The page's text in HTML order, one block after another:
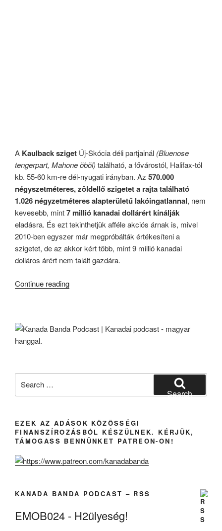
A Kaulback sziget Új-Skócia déli partjainál (Bluenose
tengerpart, Mahone öböl) található, a fővárostól, Halifax-tól
kb. 55-60 km-re dél-nyugati irányban. Az 570.000
négyszetméteres, zöldellő szigetet a rajta található
1.026 négyzetméteres alapterületű lakóingatlannal, nem
kevesebb, mint7 millió kanadai dollárért kínálják
eladásra. És ezt tekinthetjük afféle akciós árnak is, mivel
2010-ben egyszer már megpróbálták értékesíteni a
szigetet, de az akkor kért több, mint 9 millió kanadai
dolláros árért nem talált gazdára.
Continue reading“Kanadai
1,4
for:
Search
EZEK AZ ADÁSOK KÖZÖSSÉGI
FINANSZÍROZÁSBÓL KÉSZÜLNEK. KÉRJÜK,
TÁMOGASS BENNÜNKET PATREON-ON!
KANADA BANDA PODCAST – RSS
EMOB024 - H2ülyeség!